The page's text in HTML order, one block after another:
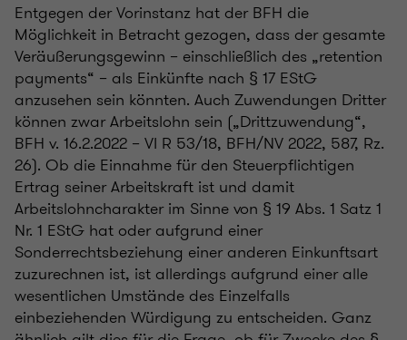
Entgegen der Vorinstanz hat der BFH die
Möglichkeit in Betracht gezogen, dass der gesamte
Veräußerungsgewinn – einschließlich des „retention
payments“ – als Einkünfte nach § 17 EStG
anzusehen sein könnten. Auch Zuwendungen Dritter
können zwar Arbeitslohn sein („Drittzuwendung“,
BFH v. 16.2.2022 – VI R 53/18, BFH/NV 2022, 587, Rz.
26). Ob die Einnahme für den Steuerpflichtigen
Ertrag seiner Arbeitskraft ist und damit
Arbeitslohncharakter im Sinne von § 19 Abs. 1 Satz 1
Nr. 1 EStG hat oder aufgrund einer
Sonderrechtsbeziehung einer anderen Einkunftsart
zuzurechnen ist, ist allerdings aufgrund einer alle
wesentlichen Umstände des Einzelfalls
einbeziehenden Würdigung zu entscheiden. Ganz